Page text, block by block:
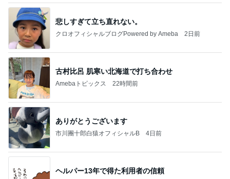
悲しすぎて立ち直れない。
クロオフィシャルブログPowered by Ameba 2日前
古村比呂 肌寒い北海道で打ち合わせ
Amebaトピックス 22時間前
ありがとうございます
市川團十郎白猿オフィシャルB 4日前
ヘルパー13年で得た利用者の信頼